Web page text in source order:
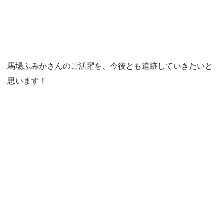
馬場ふみかさんのご活躍を、今後とも追跡していきたいと
思います！